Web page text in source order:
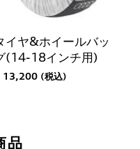
イヤ&ホイールバッ
(14-18インチ用)
13,200 (税込)
品